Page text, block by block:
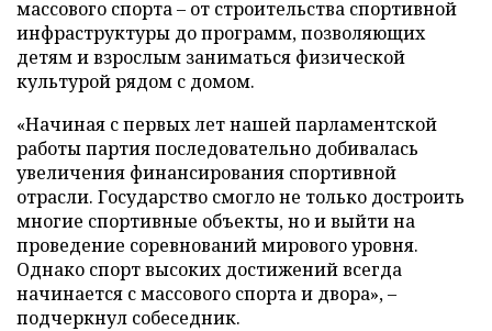
массового спорта – от строительства спортивной
инфраструктуры до программ, позволяющих
детям и взрослым заниматься физической
культурой рядом с домом.
«Начиная с первых лет нашей парламентской
работы партия последовательно добивалась
увеличения финансирования спортивной
отрасли. Государство смогло не только достроить
многие спортивные объекты, но и выйти на
проведение соревнований мирового уровня.
Однако спорт высоких достижений всегда
начинается с массового спорта и двора», –
подчеркнул собеседник.